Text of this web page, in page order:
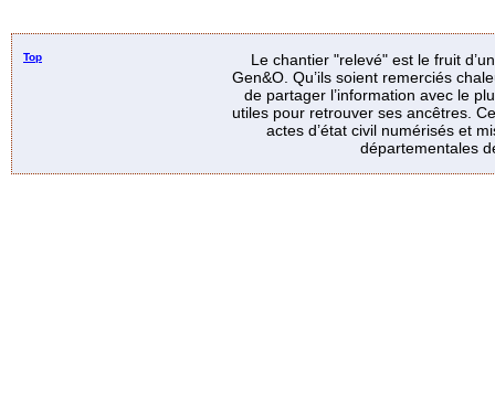
Top
Le chantier "relevé" est le fruit
Gen&O. Qu’ils soient remerciés
de partager l’information avec le
utiles pour retrouver ses ancêtres.
actes d’état civil numérisés et
départementales